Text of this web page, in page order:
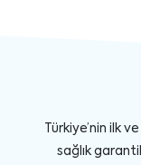
Türkiye’nin ilk
sağlık